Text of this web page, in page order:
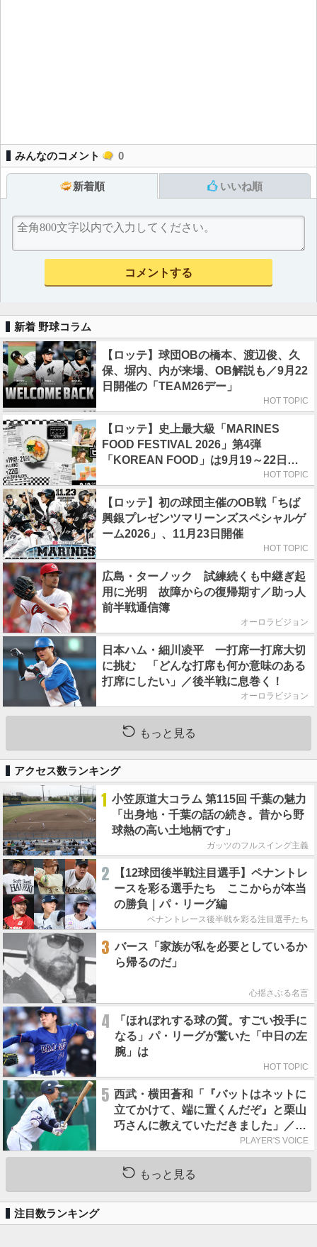
みんなのコメント 0
新着順 いいね順
新着 野球コラム
【ロッテ】球団OBの橋本、渡辺俊、久
保、塀内、内が来場、OB解説も／9月22
日開催の「TEAM26デー」
HOT TOPIC
【ロッテ】史上最大級「MARINES
FOOD FESTIVAL 2026」第4弾
「KOREAN FOOD」は9月19～22日／
HOT TOPIC
【ロッテ】初の球団主催のOB戦「ちば
興銀プレゼンツマリーンズスペシャルゲ
ーム2026」、11月23日開催
HOT TOPIC
広島・ターノック 試練続くも中継ぎ起
用に光明 故障からの復帰期す／助っ人
前半戦通信簿
オーロラビジョン
日本ハム・細川凌平 一打席一打席大切
に挑む 「どんな打席も何か意味のある
打席にしたい」／後半戦に息巻く！
オーロラビジョン
もっと見る
アクセス数ランキング
1 小笠原道大コラム 第115回 千葉の魅力
「出身地・千葉の話の続き。昔から野
球熱の高い土地柄です」
ガッツのフルスイング主義
2
【12球団後半戦注目選手】ペナントレ
ースを彩る選手たち ここからが本当
の勝負｜パ・リーグ編
ペナントレース後半戦を彩る注目選手たち
3 バース「家族が私を必要としているか
ら帰るのだ」
心揺さぶる名言
4
「ほれぼれする球の質。すごい投手に
なる」パ・リーグが驚いた「中日の左
腕」は
HOT TOPIC
5 西武・横田蒼和「『バットはネットに
立てかけて、端に置くんだぞ』と栗山
巧さんに教えていただきました」／憧
PLAYER'S VOICE
もっと見る
注目数ランキング